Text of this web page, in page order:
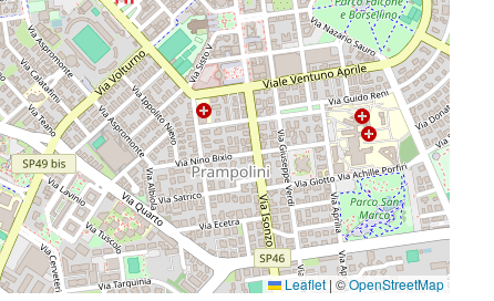
Leaflet | ©OpenStreetMap